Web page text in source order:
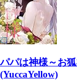
パパは神様～お
(YuccaYellow)